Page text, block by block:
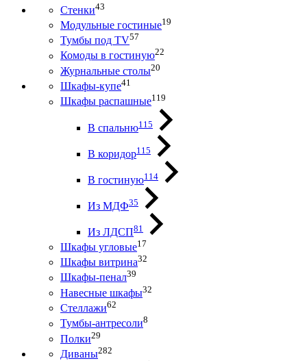
Стенки43
Модульные гостиные19
Тумбы под ТV57
Комоды в гостиную22
Журнальные столы20
Шкафы-купе41
Шкафы распашные119
В спальню115
В коридор115
В гостиную114
Из МДФ35
Из ЛДСП81
Шкафы угловые17
Шкафы витрина32
Шкафы-пенал39
Навесные шкафы32
Стеллажи62
Тумбы-антресоли8
Полки29
Диваны282